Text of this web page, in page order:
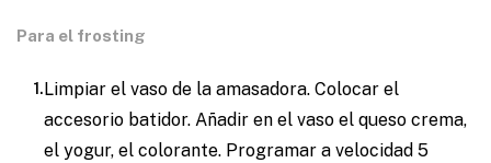
Para el frosting
Limpiar el vaso de la amasadora. Colocar el
accesorio batidor. Añadir en el vaso el queso crema,
el yogur, el colorante. Programar a velocidad 5